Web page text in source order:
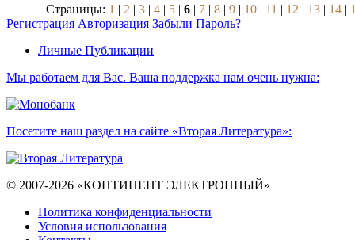
Страницы: 1 | 2 | 3 | 4 | 5 | 6 | 7 | 8 | 9 | 10 | 11 | 12 | 13 | 14 |
Регистрация Авторизация Забыли Пароль?
Личные Публикации
Мы работаем для Вас. Ваша поддержка нам очень нужна:
Посетите наш раздел на сайте «Вторая Литература»:
© 2007-2026 «КОНТИНЕНТ ЭЛЕКТРОННЫЙ»
Политика конфиденциальности
Условия использования